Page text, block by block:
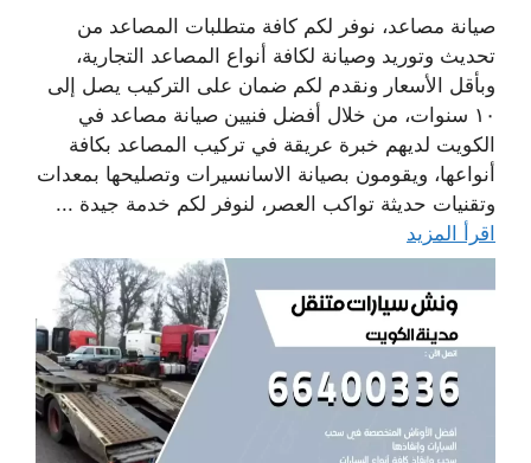
صيانة مصاعد، نوفر لكم كافة متطلبات المصاعد من
تحديث وتوريد وصيانة لكافة أنواع المصاعد التجارية،
وبأقل الأسعار ونقدم لكم ضمان على التركيب يصل إلى
١٠ سنوات، من خلال أفضل فنيين صيانة مصاعد في
الكويت لديهم خبرة عريقة في تركيب المصاعد بكافة
أنواعها، ويقومون بصيانة الاسانسيرات وتصليحها بمعدات
وتقنيات حديثة تواكب العصر، لنوفر لكم خدمة جيدة ...
اقرأ المزيد